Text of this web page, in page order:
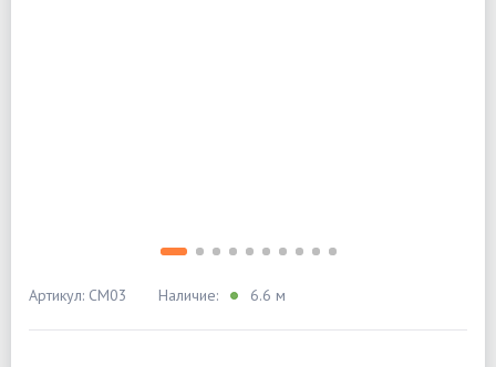
Артикул: CM03 Наличие: 6.6 м